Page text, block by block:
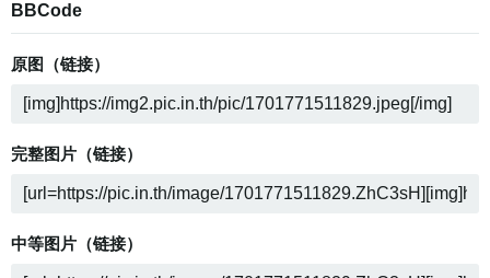
BBCode
原图（链接）
完整图片（链接）
中等图片（链接）